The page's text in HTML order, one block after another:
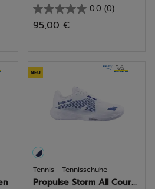
0.0 (0)
0.0
von
95,00 €
NEU
Tennis - Tennisschuhe
Propulse Storm All Cour...